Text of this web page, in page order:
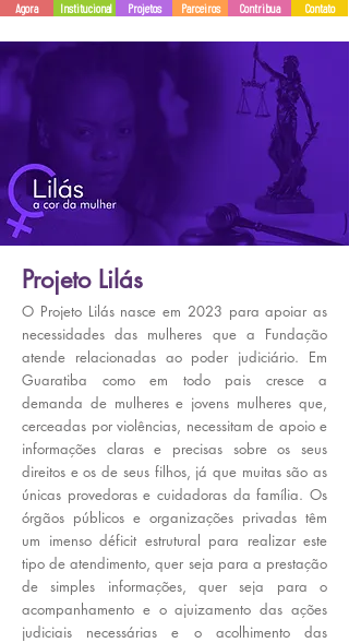
Agora Contato
Institucional Projetos Parceiros Contribua
Projeto Lilás
​O Projeto Lilás nasce em 2023 para apoiar as
necessidades das mulheres que a Fundação
atende relacionadas ao poder judiciário. Em
Guaratiba como em todo pais cresce a
demanda de mulheres e jovens mulheres que,
cerceadas por violências, necessitam de apoio e
informações claras e precisas sobre os seus
direitos e os de seus filhos, já que muitas são as
únicas provedoras e cuidadoras da família. Os
órgãos públicos e organizações privadas têm
um imenso déficit estrutural para realizar este
tipo de atendimento, quer seja para a prestação
de simples informações, quer seja para o
acompanhamento e o ajuizamento das ações
judiciais necessárias e o acolhimento das